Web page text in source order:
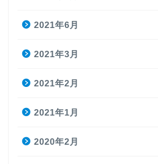
2021年6月
2021年3月
2021年2月
2021年1月
2020年2月